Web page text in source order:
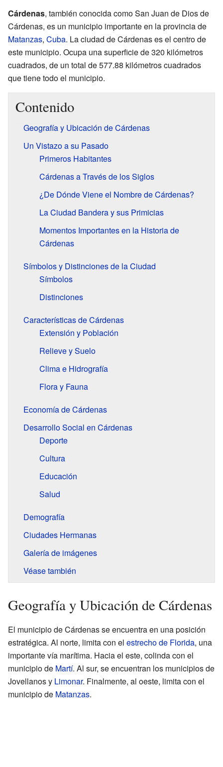
Cárdenas, también conocida como San Juan de Dios de
Cárdenas, es un municipio importante en la provincia de
Matanzas, Cuba. La ciudad de Cárdenas es el centro de
este municipio. Ocupa una superficie de 320 kilómetros
cuadrados, de un total de 577.88 kilómetros cuadrados
que tiene todo el municipio.
Contenido
Geografía y Ubicación de Cárdenas
Un Vistazo a su Pasado
Primeros Habitantes
Cárdenas a Través de los Siglos
¿De Dónde Viene el Nombre de Cárdenas?
La Ciudad Bandera y sus Primicias
Momentos Importantes en la Historia de
Cárdenas
Símbolos y Distinciones de la Ciudad
Símbolos
Distinciones
Características de Cárdenas
Extensión y Población
Relieve y Suelo
Clima e Hidrografía
Flora y Fauna
Economía de Cárdenas
Desarrollo Social en Cárdenas
Deporte
Cultura
Educación
Salud
Demografía
Ciudades Hermanas
Galería de imágenes
Véase también
Geografía y Ubicación de Cárdenas
El municipio de Cárdenas se encuentra en una posición
estratégica. Al norte, limita con el estrecho de Florida, una
importante vía marítima. Hacia el este, colinda con el
municipio de Martí. Al sur, se encuentran los municipios de
Jovellanos y Limonar. Finalmente, al oeste, limita con el
municipio de Matanzas.